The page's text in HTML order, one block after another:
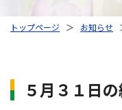
トップページ ＞ お知らせ
５月３１日